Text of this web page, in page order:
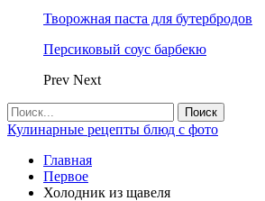
Творожная паста для бутербродов
Персиковый соус барбекю
Prev Next
Кулинарные рецепты блюд с фото
Главная
Первое
Холодник из щавеля